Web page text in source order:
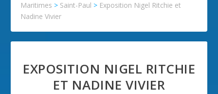
Maritimes > Saint-Paul > Exposition Nigel Ritchie et
Nadine Vivier
EXPOSITION NIGEL RITCHIE
ET NADINE VIVIER